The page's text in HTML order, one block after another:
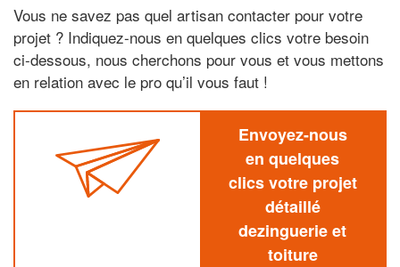
Vous ne savez pas quel artisan contacter pour votre
projet ? Indiquez-nous en quelques clics votre besoin
ci-dessous, nous cherchons pour vous et vous mettons
en relation avec le pro qu’il vous faut !
Envoyez-nous
en quelques
clics votre projet
détaillé
dezinguerie et
toiture